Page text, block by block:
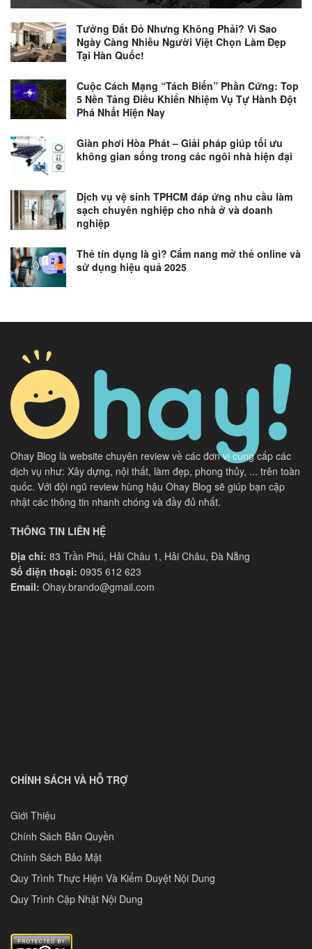
Tưởng Đắt Đỏ Nhưng Không Phải? Vì Sao
Ngày Càng Nhiều Người Việt Chọn Làm Đẹp
Tại Hàn Quốc!
Cuộc Cách Mạng “Tách Biến” Phần Cứng: Top
5 Nền Tảng Điều Khiển Nhiệm Vụ Tự Hành Đột
Phá Nhất Hiện Nay
Giàn phơi Hòa Phát – Giải pháp giúp tối ưu
không gian sống trong các ngôi nhà hiện đại
Dịch vụ vệ sinh TPHCM đáp ứng nhu cầu làm
sạch chuyên nghiệp cho nhà ở và doanh
nghiệp
Thẻ tín dụng là gì? Cẩm nang mở thẻ online và
sử dụng hiệu quả 2025
Ohay Blog là website chuyên review về các đơn vị cung cấp các
dịch vụ như: Xây dựng, nội thất, làm đẹp, phong thủy, ... trên toàn
quốc. Với đội ngũ review hùng hậu Ohay Blog sẽ giúp bạn cập
nhật các thông tin nhanh chóng và đầy đủ nhất.
THÔNG TIN LIÊN HỆ
Địa chỉ: 83 Trần Phú, Hải Châu 1, Hải Châu, Đà Nẵng
Số điện thoại: 0935 612 623
Email: Ohay.brando@gmail.com
CHÍNH SÁCH VÀ HỖ TRỢ
Giới Thiệu
Chính Sách Bản Quyền
Chính Sách Bảo Mật
Quy Trình Thực Hiện Và Kiểm Duyệt Nội Dung
Quy Trình Cập Nhật Nội Dung